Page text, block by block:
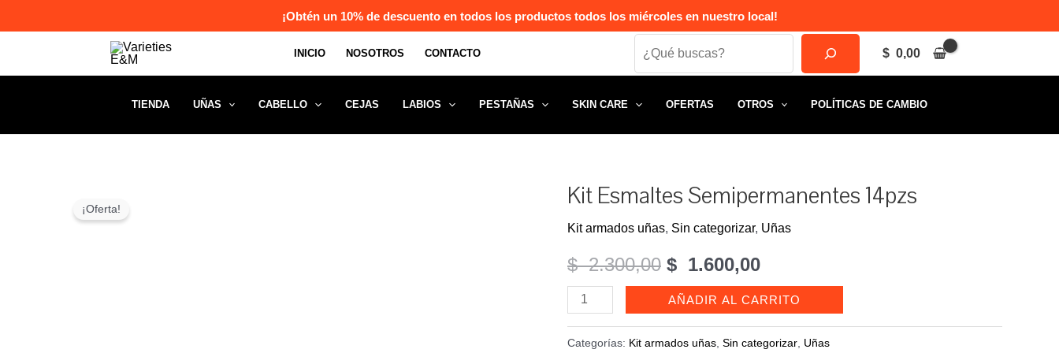
al
¡Obtén un 10% de descuento en todos los productos todos los miércoles en nuestro local!
INICIO NOSOTROS CONTACTO
Search
$ 0,00
TIENDA UÑAS CABELLO CEJAS LABIOS PESTAÑAS SKIN CARE OFERTAS OTROS POLÍTICAS DE CAMBIO
¡Oferta! Kit Esmaltes Semipermanentes 14pzs
Kit armados uñas, Sin categorizar, Uñas
$2.300,00 El
precio
original
$ 1.600,00El
precio
actual
Semipermanentes
AÑADIR AL CARRITO
Categorías: Kit armados uñas Sin categorizar Uñas